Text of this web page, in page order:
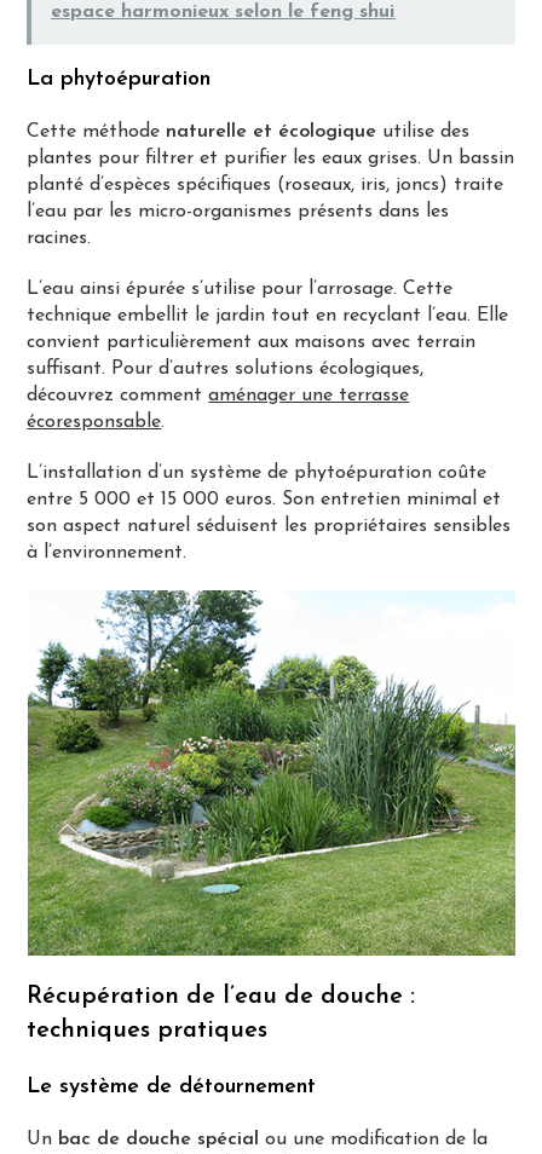
espace harmonieux selon le feng shui
La phytoépuration
Cette méthode naturelle et écologique utilise des
plantes pour filtrer et purifier les eaux grises. Un bassin
planté d’espèces spécifiques (roseaux, iris, joncs) traite
l’eau par les micro-organismes présents dans les
racines.
L’eau ainsi épurée s’utilise pour l’arrosage. Cette
technique embellit le jardin tout en recyclant l’eau. Elle
convient particulièrement aux maisons avec terrain
suffisant. Pour d’autres solutions écologiques,
découvrez commentaménager une terrasse
écoresponsable.
L’installation d’un système de phytoépuration coûte
entre 5 000 et 15 000 euros. Son entretien minimal et
son aspect naturel séduisent les propriétaires sensibles
à l’environnement.
Récupération de l’eau de douche :
techniques pratiques
Le système de détournement
Un bac de douche spécial
ou une modification de la